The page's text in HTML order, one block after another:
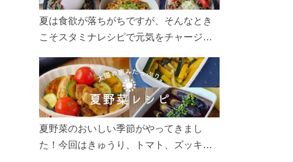
夏は食欲が落ちがちですが、そんなとき
こそスタミナレシピで元気をチャージ！
リ食べて、夏バテを吹き飛ばしましょ
う！
夏野菜のおいしい季節がやってきまし
た！今回はきゅうり、トマト、ズッキー